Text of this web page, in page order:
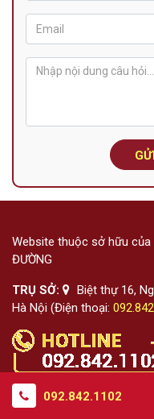
Website thuộc sở hữu của
ĐƯỜNG
TRỤ SỞ:
Biệt thự 16,
Hà Nội (Điện thoại:
VỀ CHÚNG TÔI
092.842.1102